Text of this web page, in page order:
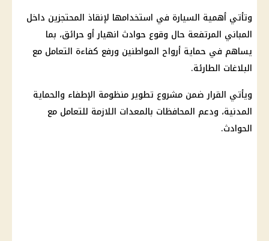
وتأتي أهمية السيارة في استخدامها لإنقاذ المحتجزين داخل
المباني المرتفعة حال وقوع حوادث انهيار أو حرائق، بما
يساهم في حماية أرواح المواطنين ورفع كفاءة التعامل مع
البلاغات الطارئة.
ويأتي القرار ضمن مشروع تطوير منظومة الإطفاء والحماية
المدنية، ودعم المحافظات بالمعدات اللازمة للتعامل مع
الحوادث.